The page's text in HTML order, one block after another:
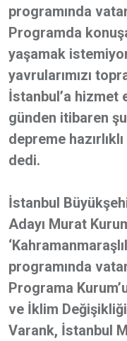
programında
Programda
yaşamak
yavrularımızı
İstanbul’a hizmet
günden itibaren
depreme
dedi.
İstanbul
Adayı Murat
programında
Programa
ve İklim Değişikliği
Varank, İstanbul